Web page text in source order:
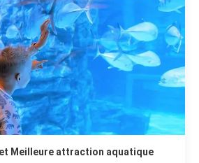
Meilleure attraction aquatique